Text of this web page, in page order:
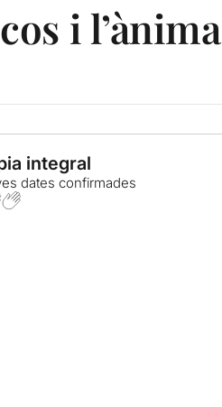
i l’ànima
integral
dates confirmades